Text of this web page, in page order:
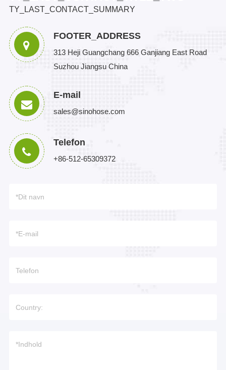
TY_LAST_CONTACT_SUMMARY
FOOTER_ADDRESS
313 Heji Guangchang 666 Ganjiang East Road
Suzhou Jiangsu China
E-mail
sales@sinohose.com
Telefon
+86-512-65309372